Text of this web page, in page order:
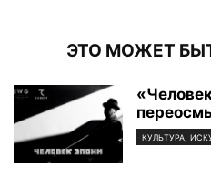
ЭТО МОЖЕТ
КУЛЬТУРА,